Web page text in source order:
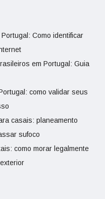
Como identificar
em Portugal: Guia
como validar seus
casais: planeamento
sufoco
como morar legalmente